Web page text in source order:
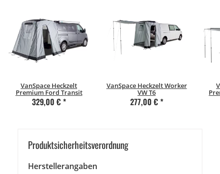
VanSpace Heckzelt
Premium Ford Transit
329,00 €*
VanSpace Heckzelt Worker
VW T6
277,00 €*
Produkt­sicher­heits­ver­ord­nung
Herstellerangaben